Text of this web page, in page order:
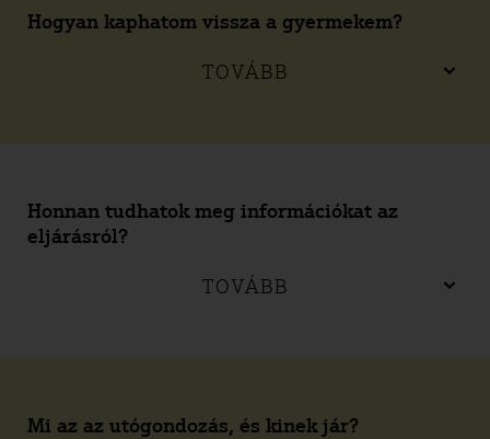
Hogyan kaphatom vissza a gyermekem?
TOVÁBB
Honnan tudhatok meg információkat az
eljárásról?
TOVÁBB
Mi az az utógondozás, és kinek jár?